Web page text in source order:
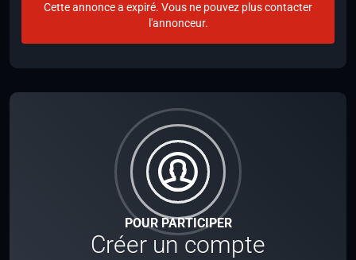
POUR PARTICIPER
Créer un compte
Cette annonce a expiré. Vous ne pouvez plus contacter
l'annonceur.